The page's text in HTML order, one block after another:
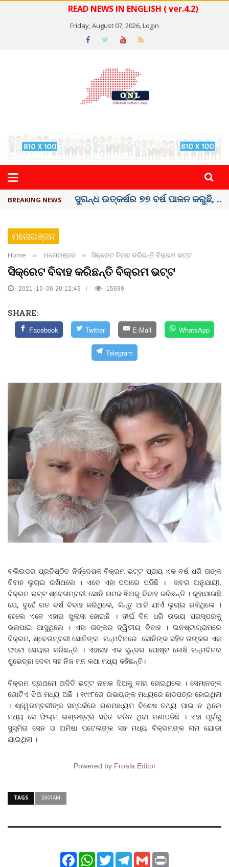
READ NEWS IN ENGLISH ( ver.4.2)
Friday, August 07, 2026,Login
BREAKING NEWS ୟୁପିଆଇ ଓ ଅନ୍ୟାନ୍ୟ ଡିଜିଟାଲ୍ ନେଣଦେଣ ...
ମନୋରଞ୍ଜନ
Home ›› ମନୋରଞ୍ଜନ ›› ସିକ୍ରେଟ ବିବାହ କରିଛନ୍ତି ବିକ୍ରମ ଭଟ୍ଟ
ସିକ୍ରେଟ ବିବାହ କରିଛନ୍ତି ବିକ୍ରମ ଭଟ୍ଟ
2021-10-06 20:12:45 15699
SHARE:
Facebook Twitter E-Mail WhatsApp
Telegram
ବଲିଉଡର ପ୍ରତିଷ୍ଠିତ ନିର୍ଦ୍ଦେଶକ ବିକ୍ରମ ଭଟ୍ଟ ପ୍ରାୟ ଏକ ବର୍ଷ ଧରି ତାଙ୍କ
ବିବାହ ଲୁଚାଇ ରଖିଥଲେ । ଏବେ ଏହା ପଦାରେ ପଡିଛି । ଖବର ଅନୁଯାୟୀ,
ବିକ୍ରମ ଭଟ୍ଟ ଶ୍ବେତାମ୍ବରୀ ସୋନି ନାମକ ଝିଅକୁ ବିବାହ କରିଛନ୍ତି । କୁହାଯାଉଛି
ଯେ, ଦୁହେଁ ଗତ ବର୍ଷ ବିବାହ କରିଥିଲେ, କିନ୍ତୁ ଆଜି ଯାଏଁ ଲୁଚାଇ ରଖିଥିଲେ ।
ହେଲେ ଏବେ ଏହାର ଖୁଲାସା ହୋଇଛି । ଦୀର୍ଘ ଦିନ ଧରି ଉଭୟ ପରସ୍ପରକୁ
ଭଲପାଇ ଆସୁଥିଲେ । ଏହା ତାଙ୍କର ଦ୍ୱିତୀୟ ବିବାହ । ଇନଷ୍ଟାଗ୍ରାମରେ
ବିକ୍ରମ, ଶ୍ବେତାମ୍ବରୀ ସୋନିଙ୍କ ଜନ୍ମଦିନରେ ସୋନିଙ୍କ ସହିତ ତାଙ୍କର ଏକ
ଫଟୋ ସେୟାର କରିଛନ୍ତି । ଏହାସହ ଏକ ସୁନ୍ଦର ପୋଷ୍ଟ ଲେଖି ଜନ୍ମଦିନର
ଶୁଭେଚ୍ଛା ଦେବା ସହ ନିଜ ମନ କଥା ମଧ୍ୟ କହିଛନ୍ତି।
ବିକ୍ରମ ପ୍ରଥମେ ଅଦିତି ଭଟ୍ଟ ନାମକ ଝିଅକୁ ବାହା ହୋଇଥିଲେ । ସେମାନଙ୍କ
ଗୋଟିଏ ଝିଅ ମଧ୍ୟ ଅଛି । ୧୯୯୮ରେ ଉଭୟଙ୍କ ମଧ୍ୟରେ ଛାଡପତ୍ର ହୋଇଥିଲା
। ଶ୍ୱେତାମ୍ବରୀଙ୍କ ସମ୍ପର୍କରେ ଗଣମାଧ୍ୟମ ବିଶେଷ ତଥ୍ୟ ପାଇ ନ ଥିଲେ
ମଧ୍ୟ ସେ ଫିଲ୍ମ ଇଣ୍ଡଷ୍ଟ୍ରି ସହିତ ଜଡିତ ଥିବା ଜଣାପଡିଛି । ଏହା ପୂର୍ବରୁ
ସୁସ୍ମିତା ସେନ ଓ ଅମିଷା ପଟେଲଙ୍କ ସହ ମଧ୍ୟ ବିକ୍ରମଙ୍କ ନାମ ଯୋଡା
ଯାଇଥିଲା ।
Powered by Froala Editor
TAGS BIKRAM
FacebookWhatsApp
TwitterTelegram
Gmail